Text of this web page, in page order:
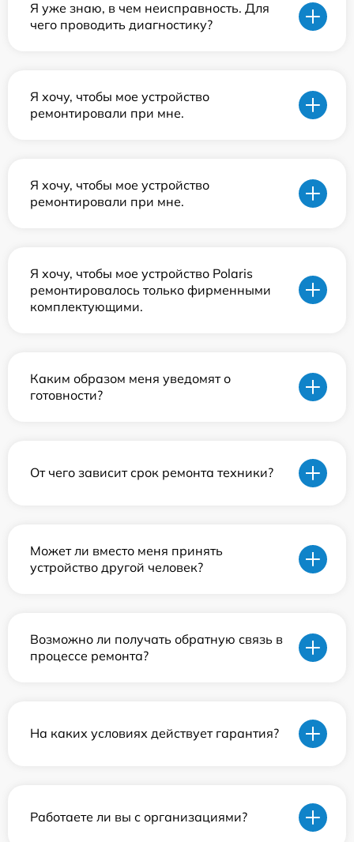
Я уже знаю, в чем неисправность. Для
чего проводить диагностику?
Я хочу, чтобы мое устройство
ремонтировали при мне.
Я хочу, чтобы мое устройство
ремонтировали при мне.
Я хочу, чтобы мое устройство Polaris
ремонтировалось только фирменными
комплектующими.
Каким образом меня уведомят о
готовности?
От чего зависит срок ремонта техники?
Может ли вместо меня принять
устройство другой человек?
Возможно ли получать обратную связь в
процессе ремонта?
На каких условиях действует гарантия?
Работаете ли вы с организациями?